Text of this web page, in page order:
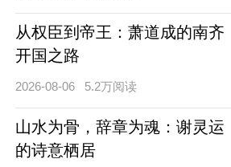
从权臣到帝王：萧道成的南齐
开国之路
2026-08-06 5.2万阅读
山水为骨，辞章为魂：谢灵运
的诗意栖居